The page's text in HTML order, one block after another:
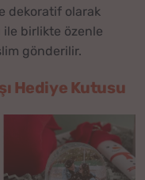
dekoratif olarak
ile birlikte özenle
gönderilir.
Hediye Kutusu